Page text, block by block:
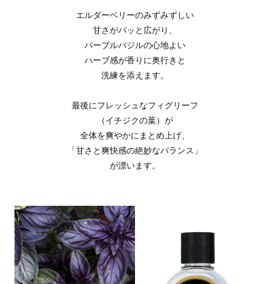
エルダーベリーのみずみずしい
甘さがパッと広がり、
パープルバジルの心地よい
ハーブ感が香りに奥行きと
洗練を添えます。
最後にフレッシュなフィグリーフ
（イチジクの葉）が
全体を爽やかにまとめ上げ、
「甘さと爽快感の絶妙なバランス」
が漂います。